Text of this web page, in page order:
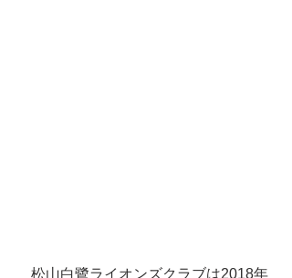
松山白鷺ライオンズクラブは2018年